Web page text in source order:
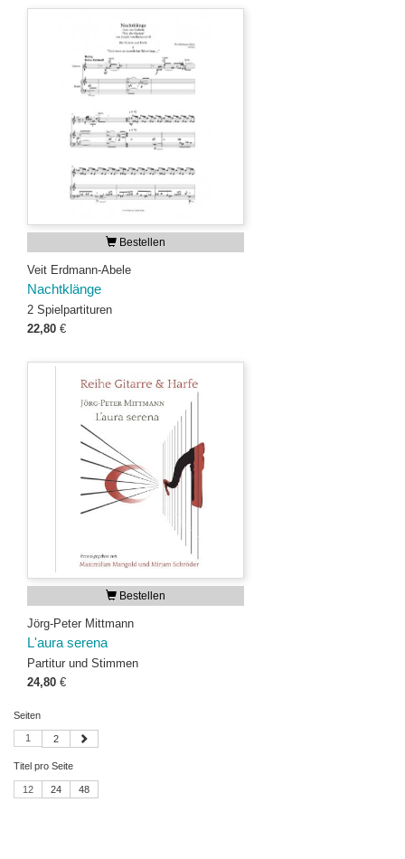
Bestellen
Veit Erdmann-Abele
Nachtklänge
2 Spielpartituren
22,80 €
Bestellen
Jörg-Peter Mittmann
L'aura serena
Partitur und Stimmen
24,80 €
Seiten
1 2
Titel pro Seite
12 24 48